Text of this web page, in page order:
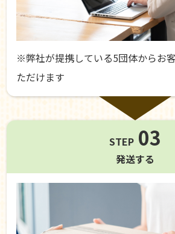
※弊社が提携している5団体からお
ただけます
STEP 03
発送する